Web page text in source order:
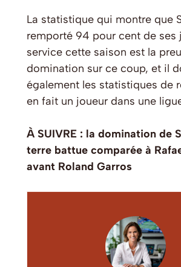
La statistique qui montre que
remporté 94 pour cent de ses
service cette saison est la
domination sur ce coup, et il
également les statistiques de
en fait un joueur dans une
À SUIVRE : la domination de
terre battue comparée à
avant Roland Garros